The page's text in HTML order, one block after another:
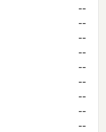
--
--
--
--
--
--
--
--
--